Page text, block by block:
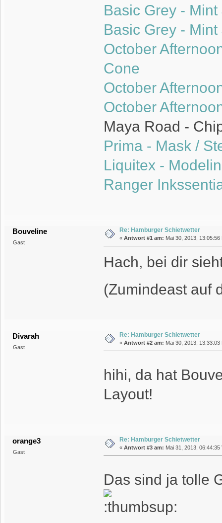
Basic Grey -
Basic Grey -
October
Cone
October
October
Maya Road -
Prima - Mask /
Liquitex -
Ranger
Bouveline
Gast
Re: Hamburger Schietwetter
« Antwort #1 am: Mai 30, 2013, 13:05:56
Hach, bei dir
(Zumindeast
Divarah
Gast
Re: Hamburger Schietwetter
« Antwort #2 am: Mai 30, 2013, 13:33:03
hihi, da hat
Layout!
orange3
Gast
Re: Hamburger Schietwetter
« Antwort #3 am: Mai 31, 2013, 06:44:35
Das sind ja tolle